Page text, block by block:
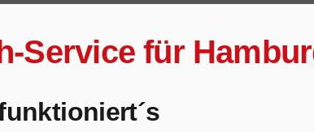
Service für